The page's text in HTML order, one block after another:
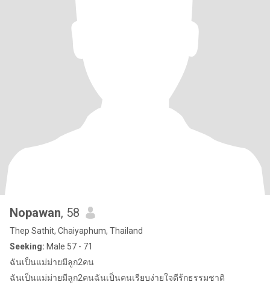
Nopawan, 58
Thep Sathit, Chaiyaphum, Thailand
Seeking: Male 57 - 71
ฉันเป็นแม่ม่ายมีลูก2คน
ฉันเป็นแม่ม่ายมีลูก2คนฉันเป็นคนเรียบง่ายใจดีร้กธรรมชาติ